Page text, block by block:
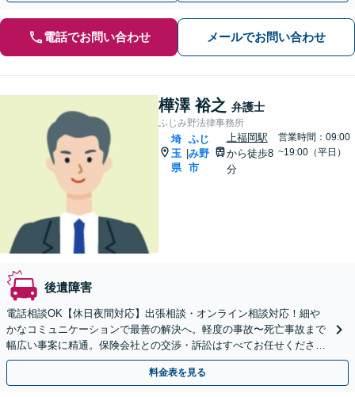
電話でお問い合わせ メールでお問い合わせ
樺澤 裕之 弁護士
ふじみ野法律事務所
埼
玉
県
ふじ
み野
市
上福岡駅
から徒歩8
分
営業時間：09:00
~19:00（平日）
後遺障害
電話相談OK【休日夜間対応】出張相談・オンライン相談対応！細や
かなコミュニケーションで最善の解決へ。軽度の事故〜死亡事故まで
幅広い事案に精通。保険会社との交渉・訴訟はすべてお任せください
【弁護士特約利用可】【初回相談無料】【上福岡駅8分】
料金表を見る